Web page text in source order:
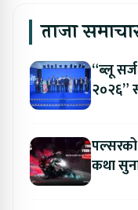
ताजा
“ब्लू
२०२६”
कथा